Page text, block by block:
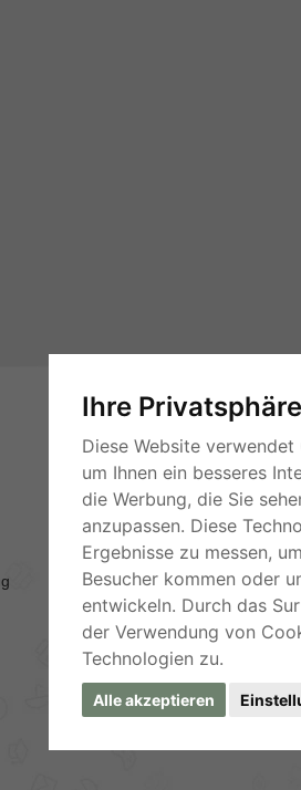
Ihre
Diese Website
um Ihnen ein besseres
die Werbung, die Sie
anzupassen. Diese
Ergebnisse zu messen,
Besucher kommen oder
entwickeln. Durch das
der Verwendung von
Technologien zu.
Alle akzeptieren
Kontakt
Impressum